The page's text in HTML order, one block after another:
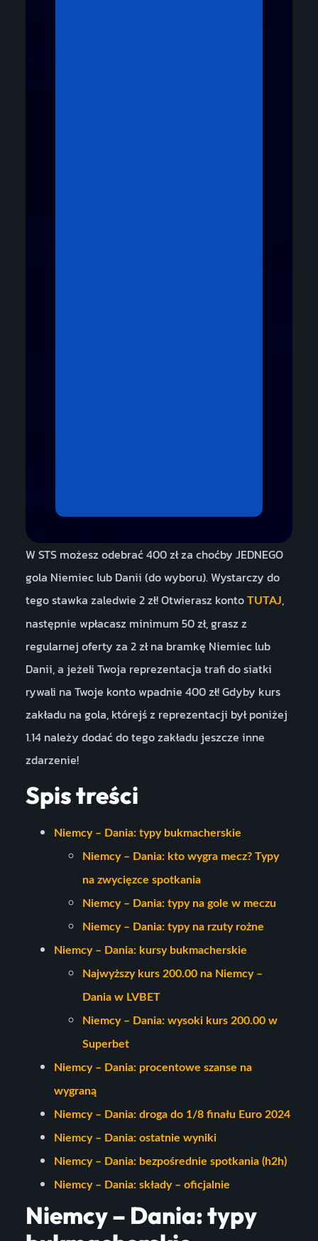
W STS możesz odebrać 400 zł za choćby JEDNEGO
gola Niemiec lub Danii (do wyboru). Wystarczy do
tego stawka zaledwie 2 zł! Otwierasz konto TUTAJ,
następnie wpłacasz minimum 50 zł, grasz z
regularnej oferty za 2 zł na bramkę Niemiec lub
Danii, a jeżeli Twoja reprezentacja trafi do siatki
rywali na Twoje konto wpadnie 400 zł! Gdyby kurs
zakładu na gola, którejś z reprezentacji był poniżej
1.14 należy dodać do tego zakładu jeszcze inne
zdarzenie!
Spis treści
Niemcy – Dania: typy bukmacherskie
Niemcy – Dania: kto wygra mecz? Typy
na zwycięzce spotkania
Niemcy – Dania: typy na gole w meczu
Niemcy – Dania: typy na rzuty rożne
Niemcy – Dania: kursy bukmacherskie
Najwyższy kurs 200.00 na Niemcy –
Dania w LVBET
Niemcy – Dania: wysoki kurs 200.00 w
Superbet
Niemcy – Dania: procentowe szanse na
wygraną
Niemcy – Dania: droga do 1/8 finału Euro 2024
Niemcy – Dania: ostatnie wyniki
Niemcy – Dania: bezpośrednie spotkania (h2h)
Niemcy – Dania: składy – oficjalnie
Niemcy – Dania: typy